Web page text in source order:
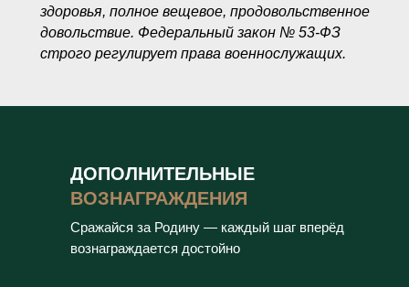
здоровья, полное вещевое, продовольственное
довольствие. Федеральный закон № 53-ФЗ
строго регулирует права военнослужащих.
ДОПОЛНИТЕЛЬНЫЕ
ВОЗНАГРАЖДЕНИЯ
Сражайся за Родину — каждый шаг вперёд
вознаграждается достойно